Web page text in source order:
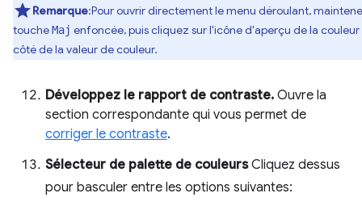
Remarque:Pour ouvrir directement le menu déroulant,
toucheMaj enfoncée, puis cliquez sur l'icône d'aperçu de la couleur
côté de la valeur de couleur.
Développez le rapport de contraste. Ouvre la
section correspondante qui vous permet de
corriger le contraste.
Sélecteur de palette de couleursCliquez dessus
pour basculer entre les options suivantes: